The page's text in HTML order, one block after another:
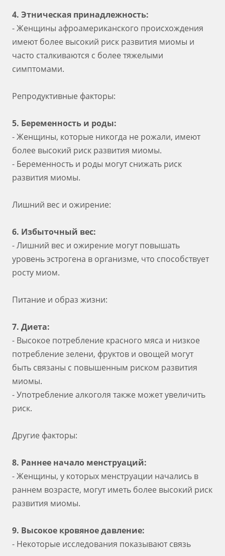
4. Этническая принадлежность:
- Женщины афроамериканского происхождения
имеют более высокий риск развития миомы и
часто сталкиваются с более тяжелыми
симптомами.
Репродуктивные факторы:
5. Беременность и роды:
- Женщины, которые никогда не рожали, имеют
более высокий риск развития миомы.
- Беременность и роды могут снижать риск
развития миомы.
Лишний вес и ожирение:
6. Избыточный вес:
- Лишний вес и ожирение могут повышать
уровень эстрогена в организме, что способствует
росту миом.
Питание и образ жизни:
7. Диета:
- Высокое потребление красного мяса и низкое
потребление зелени, фруктов и овощей могут
быть связаны с повышенным риском развития
миомы.
- Употребление алкоголя также может увеличить
риск.
Другие факторы:
8. Раннее начало менструаций:
- Женщины, у которых менструации начались в
раннем возрасте, могут иметь более высокий риск
развития миомы.
9. Высокое кровяное давление:
- Некоторые исследования показывают связь